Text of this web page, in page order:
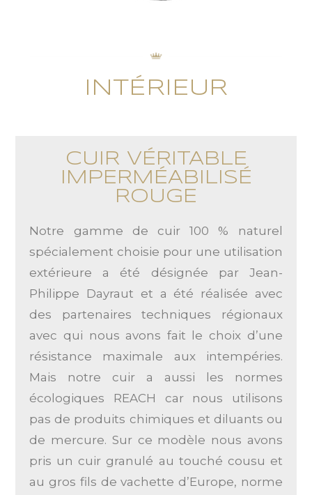
INTÉRIEUR
CUIR VÉRITABLE
IMPERMÉABILISÉ
ROUGE
Notre gamme de cuir 100 % naturel
spécialement choisie pour une utilisation
extérieure a été désignée par Jean-
Philippe Dayraut et a été réalisée avec
des partenaires techniques régionaux
avec qui nous avons fait le choix d’une
résistance maximale aux intempéries.
Mais notre cuir a aussi les normes
écologiques REACH car nous utilisons
pas de produits chimiques et diluants ou
de mercure. Sur ce modèle nous avons
pris un cuir granulé au touché cousu et
au gros fils de vachette d’Europe, norme